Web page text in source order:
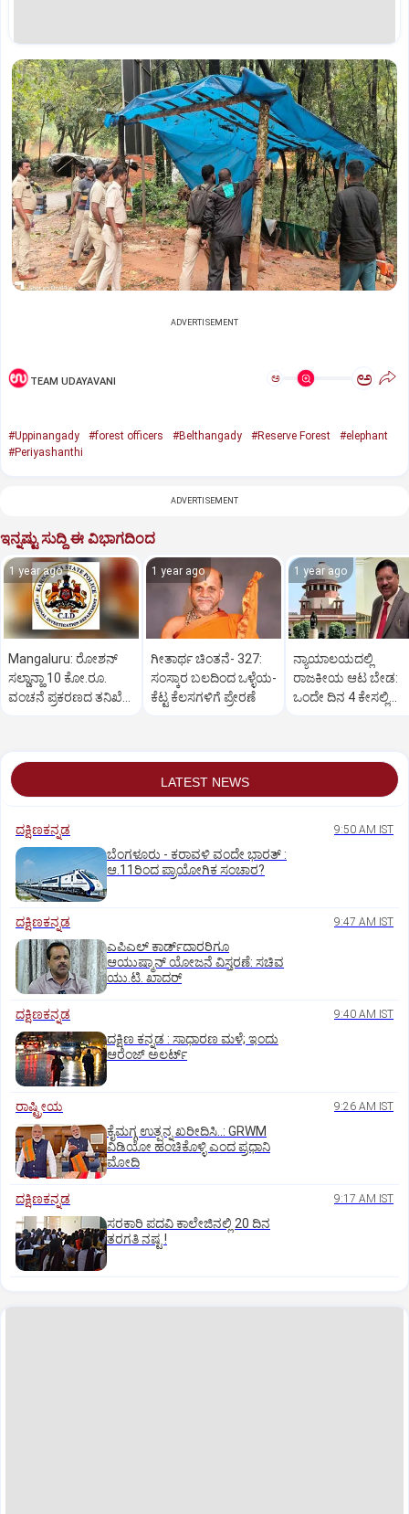
ADVERTISEMENT
TEAM UDAYAVANI ಅ ಅ
#Uppinangady #forest officers #Belthangady #Reserve Forest
#elephant
#Periyashanthi
ADVERTISEMENT
ಇನ್ನಷ್ಟು ಸುದ್ದಿ ಈ ವಿಭಾಗದಿಂದ
1 year ago
Mangaluru: ರೋಶನ್‌
ಸಲ್ಡಾನ್ಹಾ 10 ಕೋ.ರೂ.
ವಂಚನೆ ಪ್ರಕರಣದ ತನಿಖೆ
1 year ago
ಗೀತಾರ್ಥ ಚಿಂತನೆ- 327:
ಸಂಸ್ಕಾರ ಬಲದಿಂದ ಒಳ್ಳೆಯ-
ಕೆಟ್ಟ ಕೆಲಸಗಳಿಗೆ ಪ್ರೇರಣೆ
1 year ago
ನ್ಯಾಯಾಲಯದಲ್ಲಿ
ರಾಜಕೀಯ ಆಟ ಬೇಡ:
ಒಂದೇ ದಿನ 4 ಕೇಸಲ್ಲಿ
LATEST NEWS
ದಕ್ಷಿಣಕನ್ನಡ 9:50 AM IST
ಬೆಂಗಳೂರು - ಕರಾವಳಿ ವಂದೇ ಭಾರತ್‌ :
ಆ.11ರಿಂದ ಪ್ರಾಯೋಗಿಕ ಸಂಚಾರ?
ದಕ್ಷಿಣಕನ್ನಡ 9:47 AM IST
ಎಪಿಎಲ್‌ ಕಾರ್ಡ್‌ದಾರರಿಗೂ
ಆಯುಷ್ಮಾನ್‌ ಯೋಜನೆ ವಿಸ್ತರಣೆ: ಸಚಿವ
ಯು.ಟಿ. ಖಾದರ್
ದಕ್ಷಿಣಕನ್ನಡ 9:40 AM IST
ದಕ್ಷಿಣ ಕನ್ನಡ : ಸಾಧಾರಣ ಮಳೆ; ಇಂದು
ಆರೆಂಜ್‌ ಅಲರ್ಟ್
ರಾಷ್ಟ್ರೀಯ 9:26 AM IST
ಕೈಮಗ್ಗ ಉತ್ಪನ್ನ ಖರೀದಿಸಿ..: GRWM
ವಿಡಿಯೋ ಹಂಚಿಕೊಳ್ಳಿ ಎಂದ ಪ್ರಧಾನಿ
ಮೋದಿ
ದಕ್ಷಿಣಕನ್ನಡ 9:17 AM IST
ಸರಕಾರಿ ಪದವಿ ಕಾಲೇಜಿನಲ್ಲಿ 20 ದಿನ
ತರಗತಿ ನಷ್ಟ !